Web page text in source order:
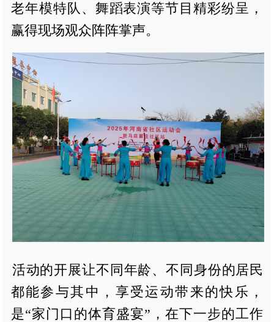
老年模特队、舞蹈表演等节目精彩纷呈，
赢得现场观众阵阵掌声。
活动的开展让不同年龄、不同身份的居民
都能参与其中，享受运动带来的快乐，
是“家门口的体育盛宴”，在下一步的工作